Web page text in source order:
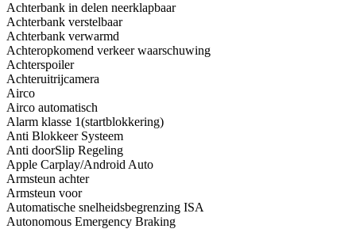
Achterbank in delen neerklapbaar
Achterbank verstelbaar
Achterbank verwarmd
Achteropkomend verkeer waarschuwing
Achterspoiler
Achteruitrijcamera
Airco
Airco automatisch
Alarm klasse 1(startblokkering)
Anti Blokkeer Systeem
Anti doorSlip Regeling
Apple Carplay/Android Auto
Armsteun achter
Armsteun voor
Automatische snelheidsbegrenzing ISA
Autonomous Emergency Braking